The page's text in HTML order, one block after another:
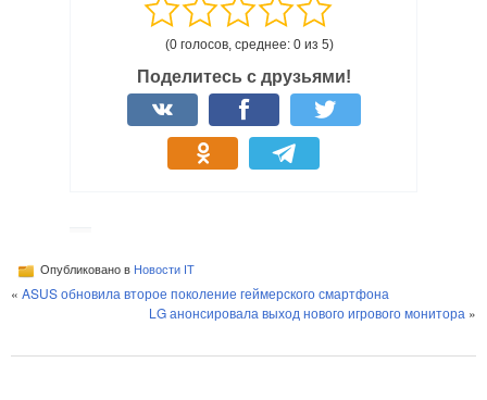
(0 голосов, среднее: 0 из 5)
Поделитесь с друзьями!
Опубликовано в Новости IT
« ASUS обновила второе поколение геймерского смартфона
LG анонсировала выход нового игрового монитора »